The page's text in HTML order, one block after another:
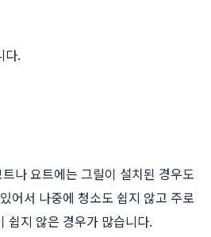
다.
나 요트에는 그릴이 설치된 경우도
어서 나중에 청소도 쉽지 않고 주로
쉽지 않은 경우가 많습니다.